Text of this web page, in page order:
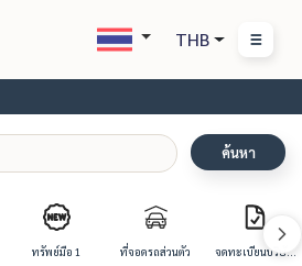
THB
ค้นหา
ทรัพย์มือ 1 ที่จอดรถส่วนตัว จดทะเบียนบริษัท